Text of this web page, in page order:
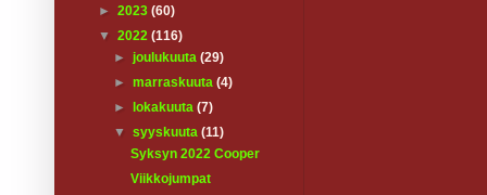
► 2023 (60)
▼ 2022 (116)
►joulukuuta(29)
►marraskuuta(4)
►
lokakuuta(7)
▼syyskuuta(11)
Syksyn 2022 Cooper
Viikkojumpat